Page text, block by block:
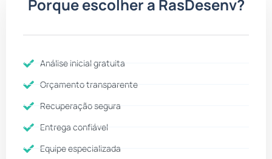
Porque escolher a RasDesenv?
Análise inicial gratuita
Orçamento transparente
Recuperação segura
Entrega confiável
Equipe especializada